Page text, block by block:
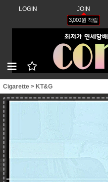
LOGIN JOIN
3,000원 적립
Cigarette > KT&G